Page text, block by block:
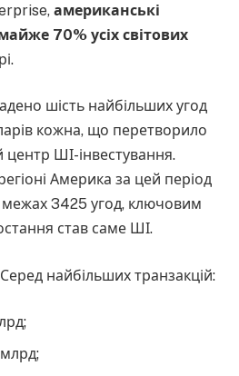
американські
70% усіх світових
шість найбільших угод
кожна, що перетворило
центр ШІ-інвестування.
Америка за цей період
3425 угод, ключовим
став саме ШІ.
найбільших транзакцій: